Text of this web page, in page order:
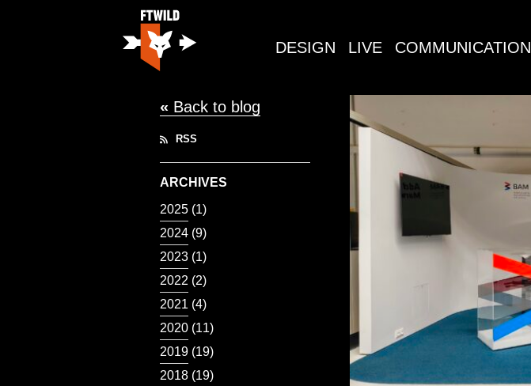
DESIGN LIVE COMMUNICATION
« Back to blog
RSS
ARCHIVES
2025 (1)
2024 (9)
2023 (1)
2022 (2)
2021 (4)
2020 (11)
2019 (19)
2018 (19)